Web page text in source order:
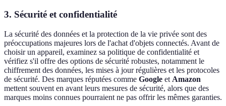
3. Sécurité et confidentialité
La sécurité des données et la protection de la vie privée sont des
préoccupations majeures lors de l'achat d'objets connectés. Avant de
choisir un appareil, examinez sa politique de confidentialité et
vérifiez s'il offre des options de sécurité robustes, notamment le
chiffrement des données, les mises à jour régulières et les protocoles
de sécurité. Des marques réputées comme Google et Amazon
mettent souvent en avant leurs mesures de sécurité, alors que des
marques moins connues pourraient ne pas offrir les mêmes garanties.